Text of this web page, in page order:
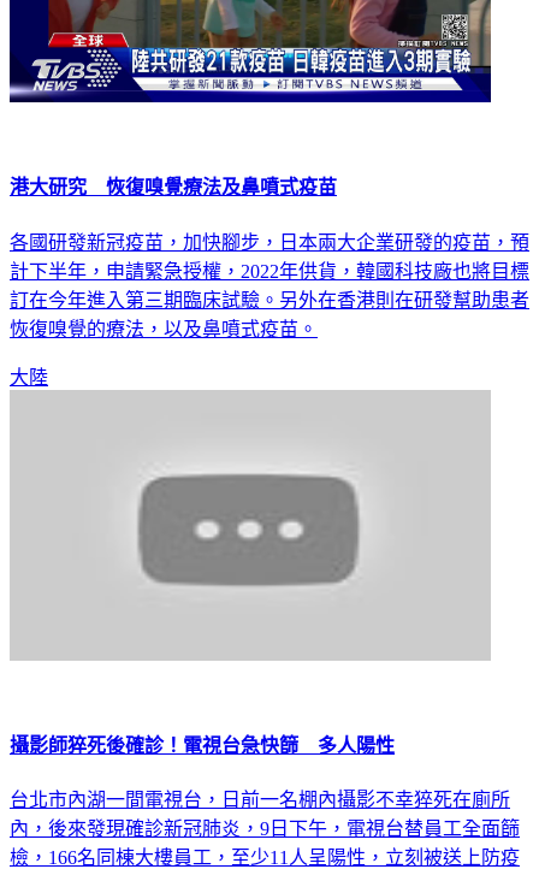
港大研究 恢復嗅覺療法及鼻噴式疫苗
各國研發新冠疫苗，加快腳步，日本兩大企業研發的疫苗，預
計下半年，申請緊急授權，2022年供貨，韓國科技廠也將目標
訂在今年進入第三期臨床試驗。另外在香港則在研發幫助患者
恢復嗅覺的療法，以及鼻噴式疫苗。
大陸
攝影師猝死後確診！電視台急快篩 多人陽性
台北市內湖一間電視台，日前一名棚內攝影不幸猝死在廁所
內，後來發現確診新冠肺炎，9日下午，電視台替員工全面篩
檢，166名同棟大樓員工，至少11人呈陽性，立刻被送上防疫